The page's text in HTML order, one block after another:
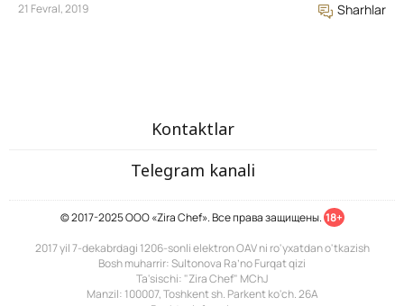
21 Fevral, 2019 Sharhlar
Kontaktlar
Telegram kanali
© 2017-2025 ООО «Zira Chef». Все права защищены. 18+
2017 yil 7-dekabrdagi 1206-sonli elektron OAV ni ro'yxatdan o'tkazish
Bosh muharrir: Sultonova Ra’no Furqat qizi
Ta'sischi: "Zira Chef" MChJ
Manzil: 100007, Toshkent sh. Parkent ko'ch. 26A